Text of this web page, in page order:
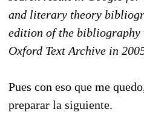
and literary theory
edition of the bibliography
Oxford Text Archive in
Pues con eso que me
preparar la siguiente.